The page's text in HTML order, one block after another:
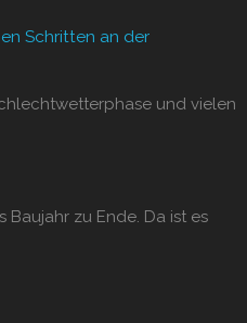
Schritten an der
und vielen
zu Ende. Da ist es